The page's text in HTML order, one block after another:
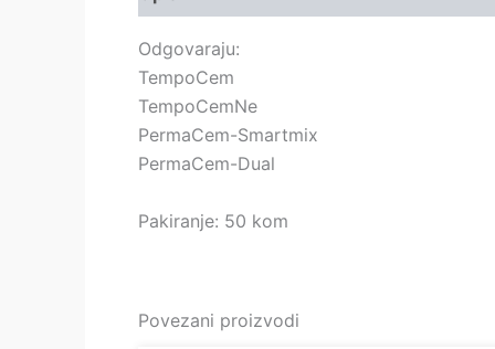
Odgovaraju:
TempoCem
TempoCemNe
PermaCem-Smartmix
PermaCem-Dual
Pakiranje: 50 kom
Povezani proizvodi